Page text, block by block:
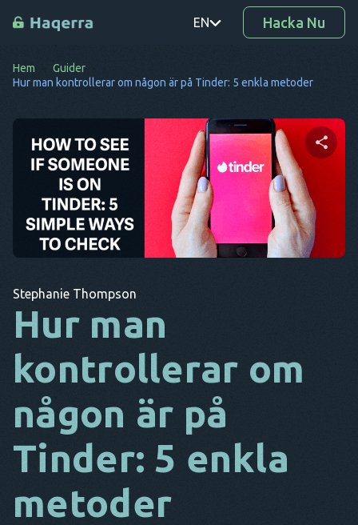
EN
PT
RO
DE
SV
KO
DA
IT
NL
Hacka Nu
Hem
Guider
Hur man kontrollerar om någon är på Tinder: 5 enkla metoder
Dela denna artikel
Twitter Facebook Kopiera länk
Stephanie Thompson
Hur man
kontrollerar om
någon är på
Tinder: 5 enkla
metoder